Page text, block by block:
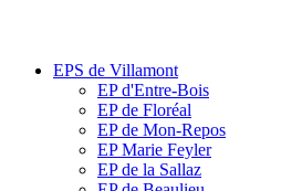
EPS de Villamont
EP d'Entre-Bois
EP de Floréal
EP de Mon-Repos
EP Marie Feyler
EP de la Sallaz